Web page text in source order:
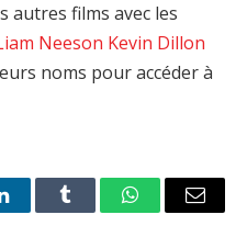
autres films avec les
Neeson Kevin Dillon
noms pour accéder à
LinkedInTumblr WhatsAppEmail